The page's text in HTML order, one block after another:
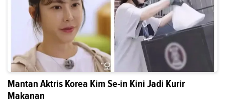
Mantan Aktris Korea Kim Se-in Kini Jadi Kurir
Makanan